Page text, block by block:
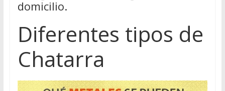
domicilio.
Diferentes tipos de
Chatarra